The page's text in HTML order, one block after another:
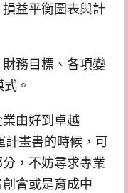
益平衡圖表與計
務目標、各項變
。
由好到卓越
畫書的時候，可
，不妨尋求專業
會或是育成中